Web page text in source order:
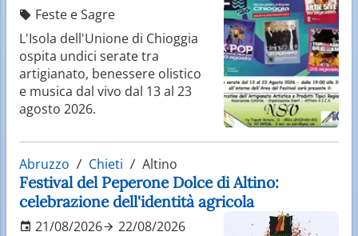
Feste e Sagre
L'Isola dell'Unione di Chioggia
ospita undici serate tra
artigianato, benessere olistico
e musica dal vivo dal 13 al 23
agosto 2026.
Abruzzo Chieti Altino
Festival del Peperone Dolce di Altino:
celebrazione dell'identità agricola
21/08/2026
22/08/2026